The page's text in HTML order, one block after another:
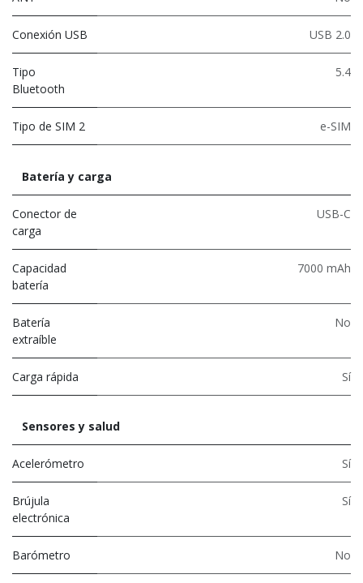
Conexión USB USB 2.0
Tipo
Bluetooth
5.4
Tipo de SIM 2 e-SIM
Batería y carga
Conector de
carga
USB-C
Capacidad
batería
7000 mAh
Batería
extraíble
No
Carga rápida Sí
Sensores y salud
Acelerómetro Sí
Brújula
electrónica
Sí
Barómetro No